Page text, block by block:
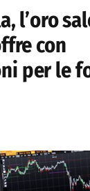
l’oro
con
per le